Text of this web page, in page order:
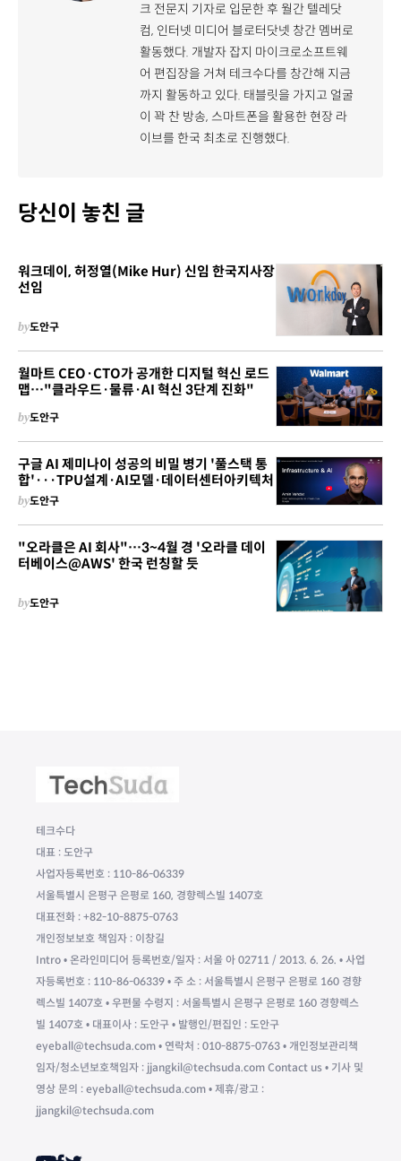
크 전문지 기자로 입문한 후 월간 텔레닷
컴, 인터넷 미디어 블로터닷넷 창간 멤버로
활동했다. 개발자 잡지 마이크로소프트웨
어 편집장을 거쳐 테크수다를 창간해 지금
까지 활동하고 있다. 태블릿을 가지고 얼굴
이 꽉 찬 방송, 스마트폰을 활용한 현장 라
이브를 한국 최초로 진행했다.
당신이 놓친 글
워크데이, 허정열(Mike Hur) 신임 한국지사장
선임
by도안구
월마트 CEO·CTO가 공개한 디지털 혁신 로드
맵…"클라우드·물류·AI 혁신 3단계 진화"
by도안구
구글 AI 제미나이 성공의 비밀 병기 '풀스택 통
합'···TPU설계·AI모델·데이터센터아키텍처
by도안구
"오라클은 AI 회사"…3~4월 경 '오라클 데이
터베이스@AWS' 한국 런칭할 듯
by도안구
테크수다
대표 : 도안구
사업자등록번호 : 110-86-06339
서울특별시 은평구 은평로 160, 경향렉스빌 1407호
대표전화 : +82-10-8875-0763
개인정보보호 책임자 : 이창길
Intro • 온라인미디어 등록번호/일자 : 서울 아 02711 / 2013. 6. 26. • 사업
자등록번호 : 110-86-06339 • 주 소 : 서울특별시 은평구 은평로 160 경향
렉스빌 1407호 • 우편물 수령지 : 서울특별시 은평구 은평로 160 경향렉스
빌 1407호 • 대표이사 : 도안구 • 발행인/편집인 : 도안구
eyeball@techsuda.com • 연락처 : 010-8875-0763 • 개인정보관리책
임자/청소년보호책임자 : jjangkil@techsuda.com Contact us • 기사 및
영상 문의 : eyeball@techsuda.com • 제휴/광고 :
jjangkil@techsuda.com